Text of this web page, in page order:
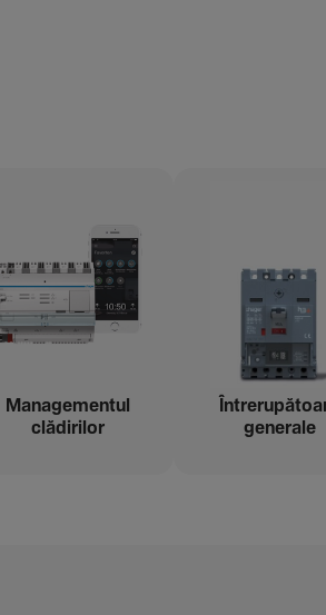
Managementul
clădi­rilor
gene­rale